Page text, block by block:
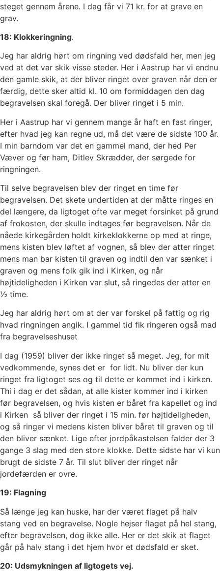
steget gennem årene. I dag får vi 71 kr. for at grave en
grav.
18: Klokkeringning.
Jeg har aldrig hørt om ringning ved dødsfald her, men jeg
ved at det var skik visse steder. Her i Aastrup har vi endnu
den gamle skik, at der bliver ringet over graven når den er
færdig, dette sker altid kl. 10 om formiddagen den dag
begravelsen skal foregå. Der bliver ringet i 5 min.
Her i Aastrup har vi gennem mange år haft en fast ringer,
efter hvad jeg kan regne ud, må det være de sidste 100 år.
I min barndom var det en gammel mand, der hed Per
Væver og før ham, Ditlev Skrædder, der sørgede for
ringningen.
Til selve begravelsen blev der ringet en time før
begravelsen. Det skete undertiden at der måtte ringes en
del længere, da ligtoget ofte var meget forsinket på grund
af frokosten, der skulle indtages før begravelsen. Når de
nåede kirkegården holdt kirkeklokkerne op med at ringe,
mens kisten blev løftet af vognen, så blev der atter ringet
mens man bar kisten til graven og indtil den var sænket i
graven og mens folk gik ind i Kirken, og når
højtideligheden i Kirken var slut, så ringedes der atter en
½ time.
Jeg har aldrig hørt om at der var forskel på fattig og rig
hvad ringningen angik. I gammel tid fik ringeren også mad
fra begravelseshuset
I dag (1959) bliver der ikke ringet så meget. Jeg, for mit
vedkommende, synes det er for lidt. Nu bliver der kun
ringet fra ligtoget ses og til dette er kommet ind i kirken.
Thi i dag er det sådan, at alle kister kommer ind i kirken
før begravelsen, og hvis kisten er båret fra kapellet og ind
i Kirken så bliver der ringet i 15 min. før højtideligheden,
og så ringer vi medens kisten bliver båret til graven og til
den bliver sænket. Lige efter jordpåkastelsen falder der 3
gange 3 slag med den store klokke. Dette sidste har vi kun
brugt de sidste 7 år. Til slut bliver der ringet når
jordefærden er ovre.
19: Flagning
Så længe jeg kan huske, har der været flaget på halv
stang ved en begravelse. Nogle hejser flaget på hel stang,
efter begravelsen, dog ikke alle. Her er det skik at flaget
går på halv stang i det hjem hvor et dødsfald er sket.
20: Udsmykningen af ligtogets vej.